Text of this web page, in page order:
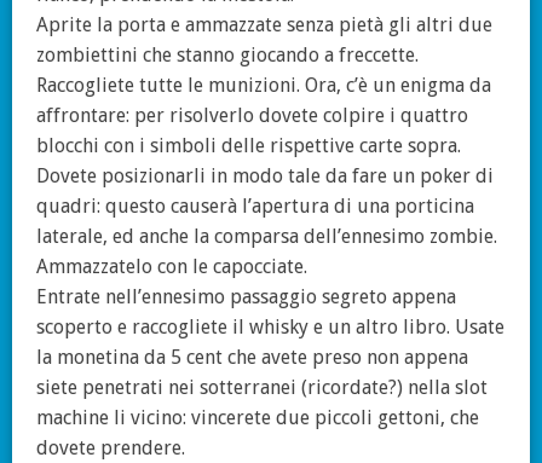
Aprite la porta e ammazzate senza pietà gli altri due
zombiettini che stanno giocando a freccette.
Raccogliete tutte le munizioni. Ora, c’è un enigma da
affrontare: per risolverlo dovete colpire i quattro
blocchi con i simboli delle rispettive carte sopra.
Dovete posizionarli in modo tale da fare un poker di
quadri: questo causerà l’apertura di una porticina
laterale, ed anche la comparsa dell’ennesimo zombie.
Ammazzatelo con le capocciate.
Entrate nell’ennesimo passaggio segreto appena
scoperto e raccogliete il whisky e un altro libro. Usate
la monetina da 5 cent che avete preso non appena
siete penetrati nei sotterranei (ricordate?) nella slot
machine li vicino: vincerete due piccoli gettoni, che
dovete prendere.